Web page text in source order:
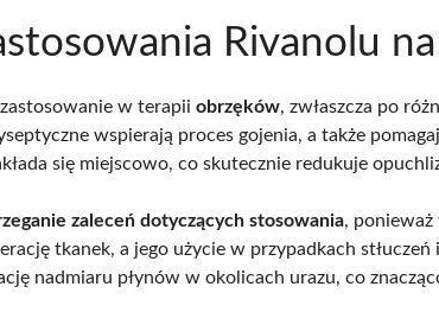
Rivanolu
zastosowanie w terapii obrzęków, zwłaszcza po
wspierają proces gojenia, a także
się miejscowo, co skutecznie redukuje
zaleceń dotyczących stosowania, ponieważ
tkanek, a jego użycie w przypadkach
nadmiaru płynów w okolicach urazu, co